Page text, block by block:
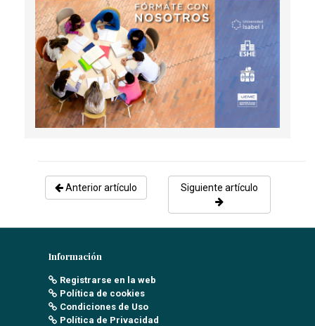
Lorenzo Villena, J.A- 09/06/2020
Anterior artículo Siguiente artículo
Información
Registrarse en la web
Política de cookies
Condiciones de Uso
Política de Privacidad